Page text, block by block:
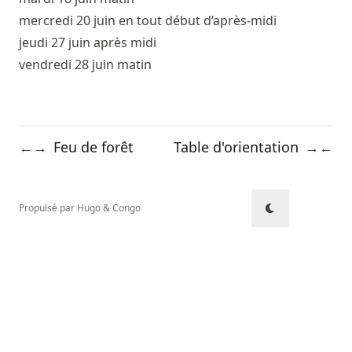
mercredi 20 juin en tout début d’après-midi
jeudi 27 juin après midi
vendredi 28 juin matin
← → Feu de forêt Table d'orientation → ←
Propulsé par Hugo&Congo